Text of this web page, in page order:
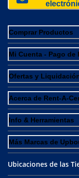
Comprar Productos
Mi Cuenta - Pago
Ofertas y
Acerca de Rent-A-
Info & Herramientas
Más Marcas de
Ubicaciones de las